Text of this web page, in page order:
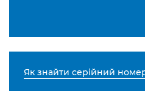
Як знайти серійний